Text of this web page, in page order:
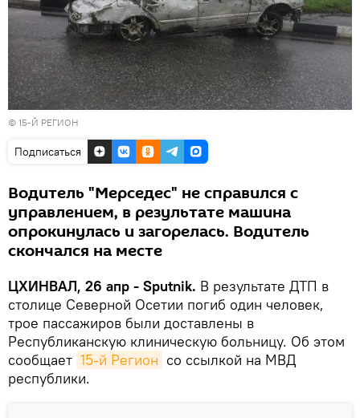
© 15-Й РЕГИОН
Подписаться
Водитель "Мерседес" не справился с
управлением, в результате машина
опрокинулась и загорелась. Водитель
скончался на месте
ЦХИНВАЛ, 26 апр - Sputnik. В результате ДТП в
столице Северной Осетии погиб один человек,
трое пассажиров были доставлены в
Республиканскую клиническую больницу. Об этом
сообщает 15-й Регион со ссылкой на МВД
республики.